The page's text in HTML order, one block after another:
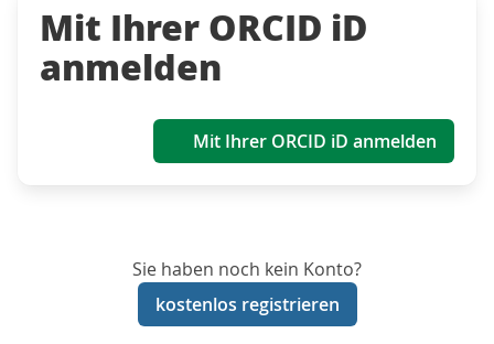
Mit Ihrer ORCID iD
anmelden
Mit Ihrer ORCID iD anmelden
Sie haben noch kein Konto?
kostenlos registrieren